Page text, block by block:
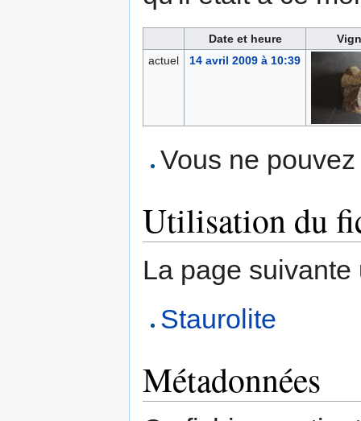
Date et heure
actuel
14 avril 2009 à 10:39
Vous ne
Utilisation du
La page
Staurolite
Métadonnées